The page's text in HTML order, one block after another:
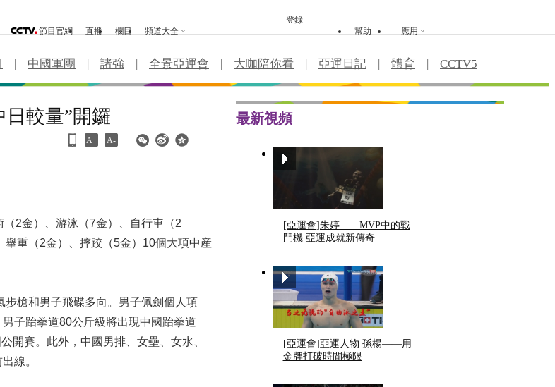
節目官網 直播 欄目 頻道大全 幫助 應用
登錄
| 中國軍團 | 諸強 | 全景亞運會 | 大咖陪你看 | 亞運日記 | 體育 | CCTV5
較量”開鑼
A+ A-
2金）、游泳（7金）、自行車（2
重（2金）、摔跤（5金）10個大項中産
槍和男子飛碟多向。男子佩劍個人項
子跆拳道80公斤級將出現中國跆拳道
開賽。此外，中國男排、女壘、女水、
線。
最新視頻
[亞運會]朱婷——MVP中的戰
鬥機 亞運成就新傳奇
[亞運會]亞運人物 孫楊——用
金牌打破時間極限